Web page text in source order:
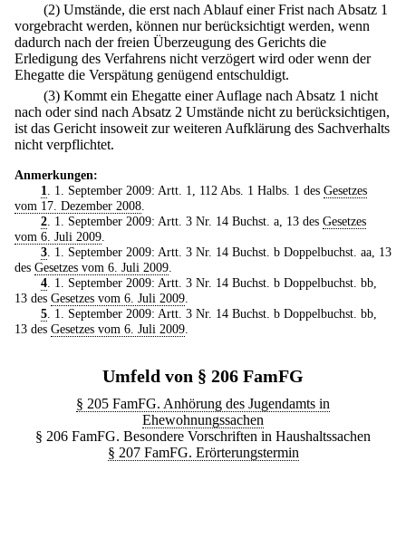
(2) Umstände, die erst nach Ablauf einer Frist nach Absatz 1
vorgebracht werden, können nur berücksichtigt werden, wenn
dadurch nach der freien Überzeugung des Gerichts die
Erledigung des Verfahrens nicht verzögert wird oder wenn der
Ehegatte die Verspätung genügend entschuldigt.
(3) Kommt ein Ehegatte einer Auflage nach Absatz 1 nicht
nach oder sind nach Absatz 2 Umstände nicht zu berücksichtigen,
ist das Gericht insoweit zur weiteren Aufklärung des Sachverhalts
nicht verpflichtet.
Anmerkungen:
1
. 1. September 2009: Artt. 1, 112 Abs. 1 Halbs. 1 des Gesetzes
vom 17. Dezember 2008
2. 1. September 2009: Artt. 3 Nr. 14 Buchst. a, 13 des Gesetzes
vom 6. Juli 2009
3. 1. September 2009: Artt. 3 Nr. 14 Buchst. b Doppelbuchst. aa, 13
des Gesetzes vom 6. Juli 2009
4. 1. September 2009: Artt. 3 Nr. 14 Buchst. b Doppelbuchst. bb,
13 des Gesetzes vom 6. Juli 2009
5. 1. September 2009: Artt. 3 Nr. 14 Buchst. b Doppelbuchst. bb,
13 des Gesetzes vom 6. Juli 2009
Umfeld von § 206 FamFG
§ 205 FamFG. Anhörung des Jugendamts in
Ehewohnungssachen
§ 206 FamFG. Besondere Vorschriften in Haushaltssachen
§ 207 FamFG. Erörterungstermin